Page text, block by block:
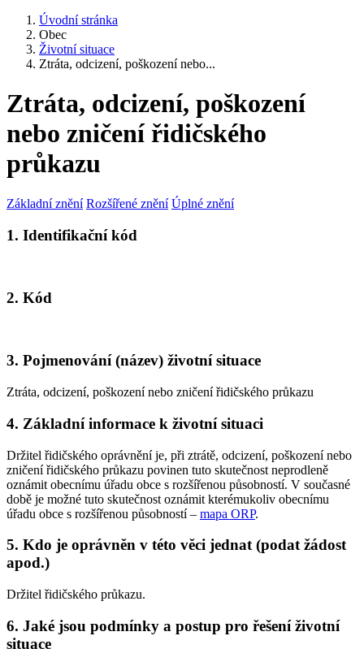
Úvodní stránka
Obec
Životní situace
Ztráta, odcizení, poškození nebo...
Ztráta, odcizení, poškození
nebo zničení řidičského
průkazu
Základní znění Rozšířené znění Úplné znění
1. Identifikační kód
2. Kód
3. Pojmenování (název) životní situace
Ztráta, odcizení, poškození nebo zničení řidičského průkazu
4. Základní informace k životní situaci
Držitel řidičského oprávnění je, při ztrátě, odcizení, poškození nebo
zničení řidičského průkazu povinen tuto skutečnost neprodleně
oznámit obecnímu úřadu obce s rozšířenou působností. V současné
době je možné tuto skutečnost oznámit kterémukoliv obecnímu
úřadu obce s rozšířenou působností – mapa ORP.
5. Kdo je oprávněn v této věci jednat (podat žádost
apod.)
Držitel řidičského průkazu.
6. Jaké jsou podmínky a postup pro řešení životní
situace